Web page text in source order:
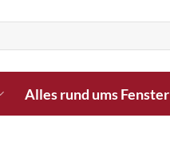
Alles rund ums Fenster